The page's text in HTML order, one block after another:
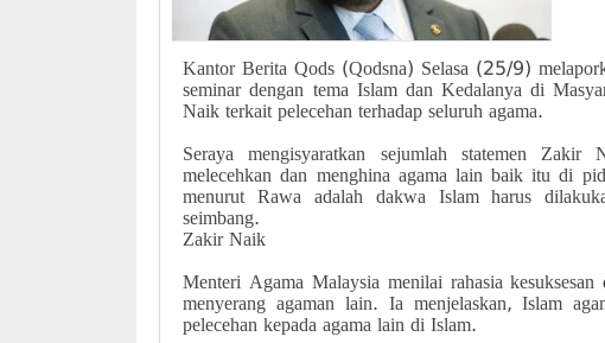
Kantor Berita Qods (Qodsna) Selasa (25/9)
seminar dengan tema Islam dan Kedalanya di
Naik terkait pelecehan terhadap seluruh agama.
Seraya mengisyaratkan sejumlah statemen
melecehkan dan menghina agama lain baik itu di
menurut Rawa adalah dakwa Islam harus
seimbang.
Zakir Naik
Menteri Agama Malaysia menilai rahasia
menyerang agaman lain. Ia menjelaskan, Islam
pelecehan kepada agama lain di Islam.